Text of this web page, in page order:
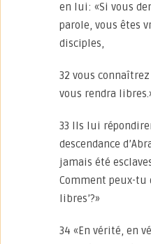
en lui: «Si vous
parole, vous êtes
disciples,
32 vous
vous rendra
33 Ils lui
descendance
jamais été
Comment peux-tu
libres’?»
34 «En vérité, en